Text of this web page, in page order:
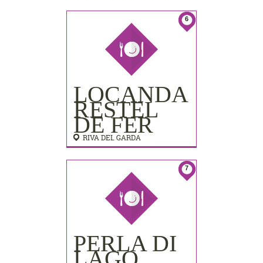
LIDO
PALACE) 6
LOCANDA
RESTEL
DE FER
RIVA DEL GARDA
7
PERLA DI